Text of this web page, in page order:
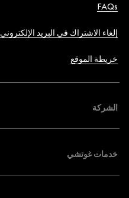
FAQs
إلغاء الاشتراك في البريد الإلكتروني
خريطة الموقع
الشركة
خدمات غوتشي